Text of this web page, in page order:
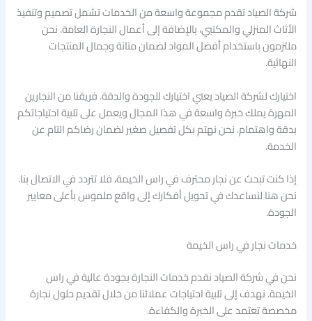
شركة الصياد تقدم مجموعة واسعة من الخدمات تشمل تصميم وتنفيذ
الأثاث المنزلي والمكتبي، بالإضافة إلى أعمال النجارة العامة. نحن
ملتزمون باستخدام أفضل المواد لضمان متانة وجمال المنتجات
النهائية.
اختيارك لشركة الصياد يعني اختيارك للجودة والدقة. فريقنا من النجارين
المهرة يملك خبرة واسعة في هذا المجال ويعمل على تلبية احتياجاتكم
بدقة واهتمام. نحن نهتم بكل تفصيل صغير لضمان رضاكم التام عن
الخدمة.
إذا كنت تبحث عن نجار محترف في راس الخيمة، فلا تتردد في الاتصال بنا.
نحن هنا لنساعدك في تحويل أفكارك إلى واقع ملموس بأعلى معايير
الجودة.
خدمات نجار في راس الخيمة
نحن في شركة الصياد نقدم خدمات النجارة بجودة عالية في راس
الخيمة. نهدف إلى تلبية احتياجات عملائنا من خلال تقديم حلول نجارة
مخصصة تعتمد على الخبرة والكفاءة.